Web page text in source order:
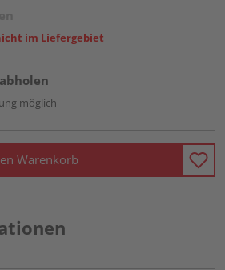
im Liefergebiet
möglich
Warenkorb